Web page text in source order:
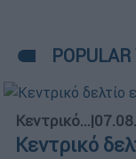
Κεντρικό...|
Κεντρικό